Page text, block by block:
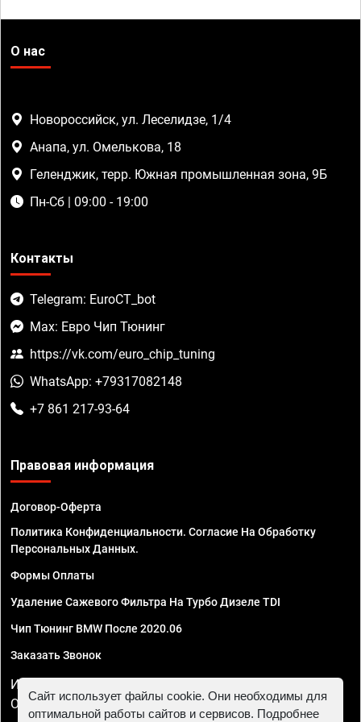
О нас
Новороссийск, ул. Леселидзе, 1/4
Анапа, ул. Омелькова, 18
Геленджик, терр. Южная промышленная зона, 9Б
Пн-Сб | 09:00 - 19:00
Контакты
Telegram: EuroCT_bot
Max: Евро Чип Тюнинг
https://vk.com/euro_chip_tuning
WhatsApp: +79317082148
+7 861 217-93-64
Правовая информация
Договор-Оферта
Политика Конфиденциальности. Согласие На Обработку
Персональных Данных.
Формы Оплаты
Удаление Сажевого Фильтра На Турбо Дизеле TDI
Чип Тюнинг BMW После 2020.06
Заказать Звонок
ИП Смирнов Георгий Павлович. ИНН 781302555843,
ОГРНИП 324470400032610
Сайт использует файлы cookie. Они необходимы для
оптимальной работы сайтов и сервисов. Подробнее